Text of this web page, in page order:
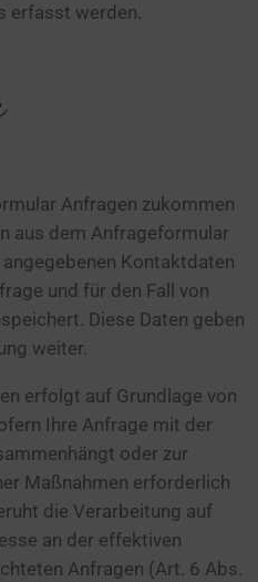
erfasst werden.
Anfragen zukommen
aus dem Anfrageformular
Kontaktdaten
und für den Fall von
Diese Daten geben
weiter.
erfolgt auf Grundlage von
Ihre Anfrage mit der
oder zur
Maßnahmen erforderlich
die Verarbeitung auf
an der effektiven
Anfragen (Art. 6 Abs.